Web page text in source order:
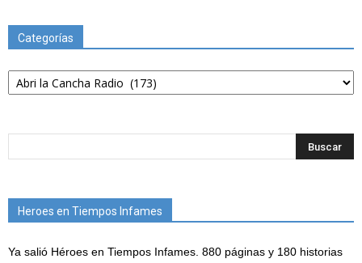
Categorías
Categorías
Heroes en Tiempos Infames
Ya salió Héroes en Tiempos Infames. 880 páginas y 180 historias